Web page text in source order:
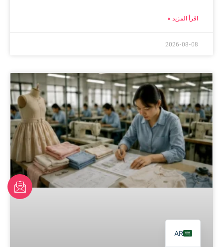
اقرأ المزيد »
2026-08-08
AR
FR